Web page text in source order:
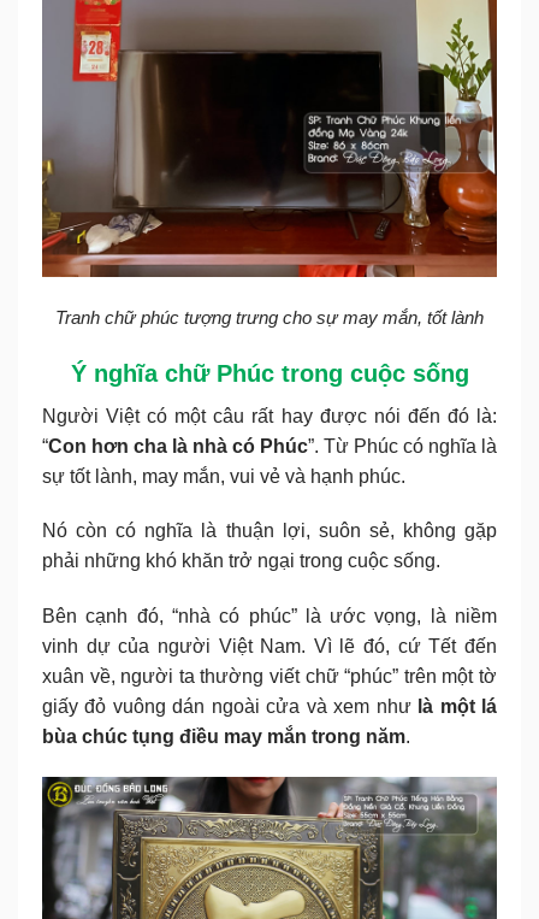
Tranh chữ phúc tượng trưng cho sự may mắn, tốt lành
Ý nghĩa chữ Phúc trong cuộc sống
Người Việt có một câu rất hay được nói đến đó là:
“Con hơn cha là nhà có Phúc”. Từ Phúc có nghĩa là
sự tốt lành, may mắn, vui vẻ và hạnh phúc.
Nó còn có nghĩa là thuận lợi, suôn sẻ, không gặp
phải những khó khăn trở ngại trong cuộc sống.
Bên cạnh đó, “nhà có phúc” là ước vọng, là niềm
vinh dự của người Việt Nam. Vì lẽ đó, cứ Tết đến
xuân về, người ta thường viết chữ “phúc” trên một tờ
giấy đỏ vuông dán ngoài cửa và xem nhưlà một lá
bùa chúc tụng điều may mắn trong năm.